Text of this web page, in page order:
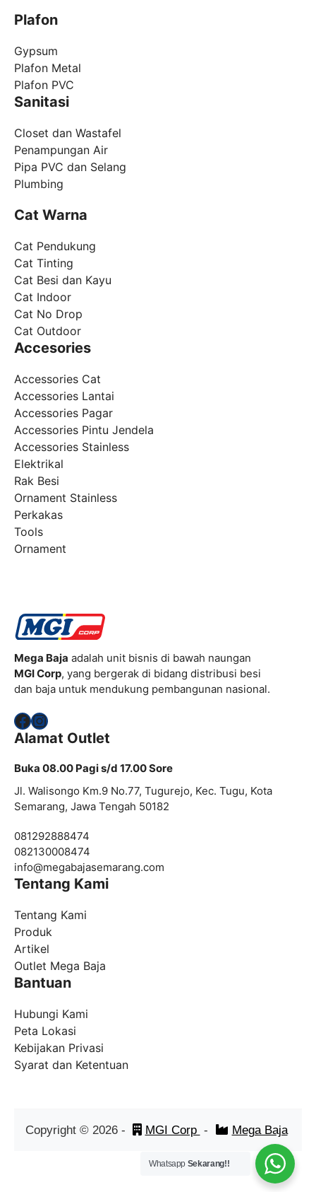
Plafon
Gypsum
Plafon Metal
Plafon PVC
Sanitasi
Closet dan Wastafel
Penampungan Air
Pipa PVC dan Selang
Plumbing
Cat Warna
Cat Pendukung
Cat Tinting
Cat Besi dan Kayu
Cat Indoor
Cat No Drop
Cat Outdoor
Accesories
Accessories Cat
Accessories Lantai
Accessories Pagar
Accessories Pintu Jendela
Accessories Stainless
Elektrikal
Rak Besi
Ornament Stainless
Perkakas
Tools
Ornament
Mega Baja adalah unit bisnis di bawah naungan
MGI Corp, yang bergerak di bidang distribusi besi
dan baja untuk mendukung pembangunan nasional.
Facebook
Instagram
Alamat Outlet
Buka 08.00 Pagi s/d 17.00 Sore
Jl. Walisongo Km.9 No.77, Tugurejo, Kec. Tugu, Kota
Semarang, Jawa Tengah 50182
081292888474
082130008474
info@megabajasemarang.com
Tentang Kami
Tentang Kami
Produk
Artikel
Outlet Mega Baja
Bantuan
Hubungi Kami
Peta Lokasi
Kebijakan Privasi
Syarat dan Ketentuan
Copyright © 2026- MGI Corp - Mega Baja
Whatsapp Sekarang!!